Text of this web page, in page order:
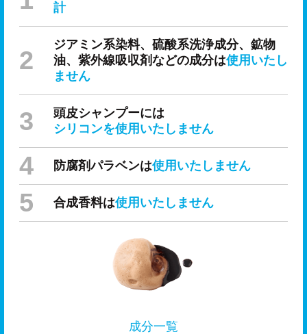
計
ジアミン系染料、硫酸系洗浄成分、鉱物
油、紫外線吸収剤などの成分は使用いたし
ません
頭皮シャンプーには
シリコンを使用いたしません
防腐剤パラベンは使用いたしません
合成香料は使用いたしません
成分一覧